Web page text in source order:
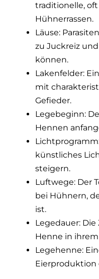
traditionelle,
Hühnerrassen.
Läuse:
zu Juckreiz
können.
Lakenfelder:
mit
Gefieder.
Legebeginn:
Hennen
künstliches
steigern.
Luftwege: Der
bei Hühnern,
ist.
Legedauer:
Henne in
Legehenne:
Eierproduktion